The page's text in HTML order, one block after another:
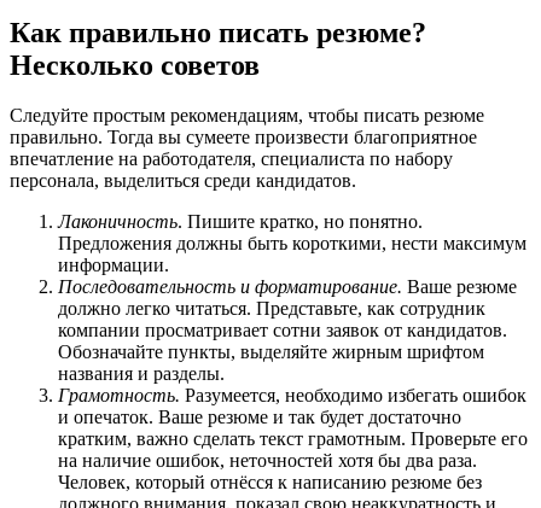
Как правильно писать резюме?
Несколько советов
Следуйте простым рекомендациям, чтобы писать резюме
правильно. Тогда вы сумеете произвести благоприятное
впечатление на работодателя, специалиста по набору
персонала, выделиться среди кандидатов.
Лаконичность. Пишите кратко, но понятно.
Предложения должны быть короткими, нести максимум
информации.
Последовательность и форматирование. Ваше резюме
должно легко читаться. Представьте, как сотрудник
компании просматривает сотни заявок от кандидатов.
Обозначайте пункты, выделяйте жирным шрифтом
названия и разделы.
Грамотность. Разумеется, необходимо избегать ошибок
и опечаток. Ваше резюме и так будет достаточно
кратким, важно сделать текст грамотным. Проверьте его
на наличие ошибок, неточностей хотя бы два раза.
Человек, который отнёсся к написанию резюме без